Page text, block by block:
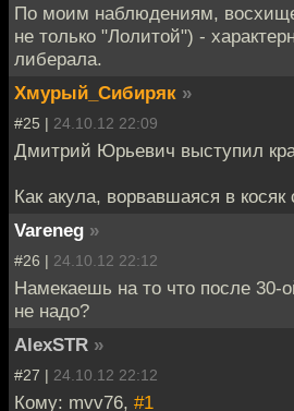
По моим наблюдениям,
не только "Лолитой") -
либерала.
Хмурый_Сибиряк »
#25 | 24.10.12 22:09
Дмитрий Юрьевич выступил
Как акула, ворвавшаяся в косяк
Vareneg »
#26 | 24.10.12 22:12
Намекаешь на то что после 30-
не надо?
AlexSTR »
#27 | 24.10.12 22:12
Кому: mvv76, #1